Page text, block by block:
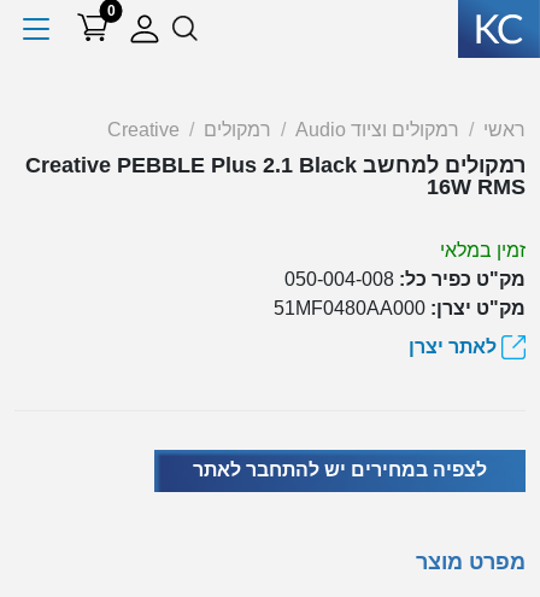
0
ראשי רמקולים וציוד Audio רמקולים Creative
רמקולים למחשב Creative PEBBLE Plus 2.1 Black
16W RMS
זמין במלאי
מק"ט כפיר כל: 050-004-008
מק"ט יצרן: 51MF0480AA000
לאתר יצרן
לצפיה במחירים יש להתחבר לאתר
מפרט מוצר